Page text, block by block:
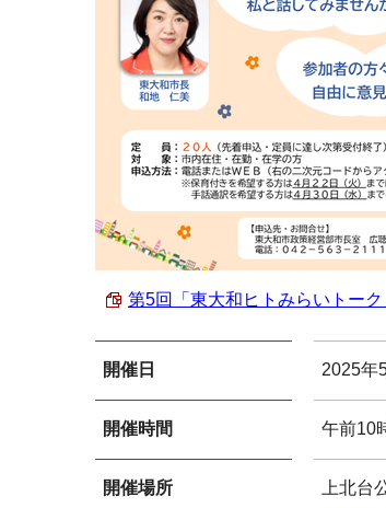
第5回「東大和ヒトみらいトーク
開催日 2025年
開催時間 午前10
開催場所
上北